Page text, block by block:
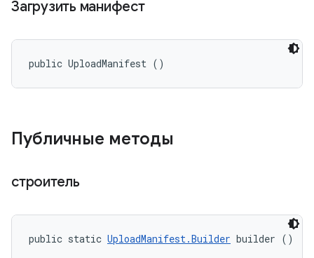
Загрузить манифест
public UploadManifest ()
Публичные методы
строитель
public static UploadManifest.Builder builder ()